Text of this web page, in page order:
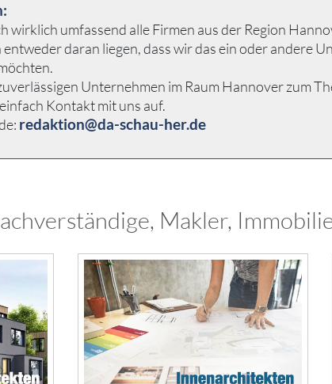
wirklich umfassend alle Firmen aus der Region
daran liegen, dass wir das ein oder
Unternehmen im Raum Hannover zum
Kontakt mit uns auf.
redaktion@da-schau-her.de
Makler,